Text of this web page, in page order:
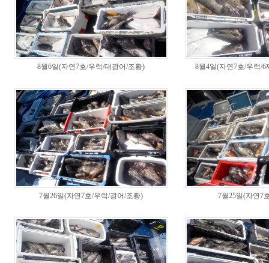
8월6일(자연7호/우럭/대광어/조황) 8월4일(자연7호/우럭/
7월26일(자연7호/우럭/광어/조황) 7월25일(자연7